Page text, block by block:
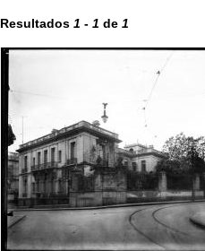
Resultados 1 - 1 de 1